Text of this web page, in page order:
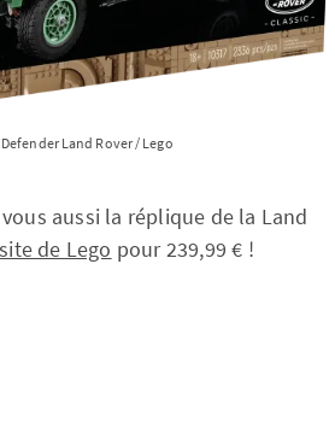
Defender Land Rover / Lego
aussi la réplique de la Land
de Lego pour 239,99 € !